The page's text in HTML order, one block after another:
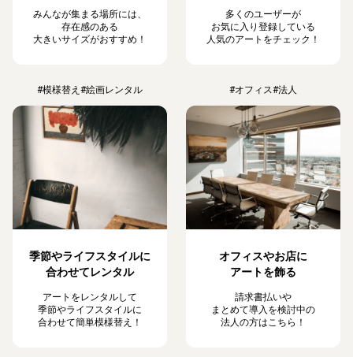
みんなが集まる場所には、
存在感のある
大きいサイズがおすすめ！
多くのユーザーが
お気に入り登録している
人気のアートをチェック！
#模様替え #絵画レンタル
季節やライフスタイルに
合わせてレンタル
アートをレンタルして
季節やライフスタイルに
合わせて簡単模様替え！
#オフィス#法人
オフィスやお店に
アートを飾る
請求書払いや
まとめて導入を検討中の
法人の方はこちら！